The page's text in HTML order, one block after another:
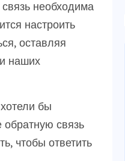
необходима
настроить
оставляя
наших
бы
обратную связь
чтобы ответить